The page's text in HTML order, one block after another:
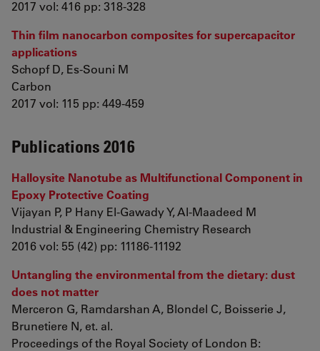
2017 vol: 416 pp: 318-328
Thin film nanocarbon composites for supercapacitor
applications
Schopf D, Es-Souni M
Carbon
2017 vol: 115 pp: 449-459
Publications 2016
Halloysite Nanotube as Multifunctional Component in
Epoxy Protective Coating
Vijayan P, P Hany El-Gawady Y, Al-Maadeed M
Industrial & Engineering Chemistry Research
2016 vol: 55 (42) pp: 11186-11192
Untangling the environmental from the dietary: dust
does not matter
Merceron G, Ramdarshan A, Blondel C, Boisserie J,
Brunetiere N, et. al.
Proceedings of the Royal Society of London B: